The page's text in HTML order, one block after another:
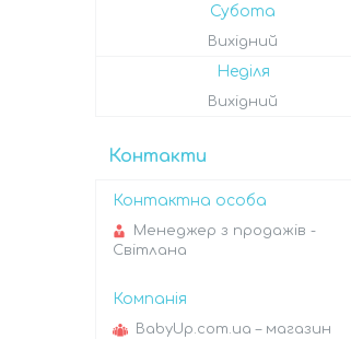
Субота
Вихідний
Неділя
Вихідний
Контакти
Менеджер з продажів -
Світлана
BabyUp.com.ua – магазин